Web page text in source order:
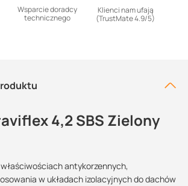
Wsparcie doradcy
technicznego
Klienci nam ufają
(TrustMate 4.9/5)
4,2 SBS Zielony
antykorzennych,
w układach izolacyjnych do dachów